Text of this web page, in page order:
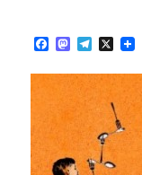
F
c
k
M
s
o
T
l
a
m
X